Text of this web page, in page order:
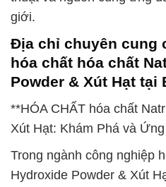
giới.
Địa chỉ chuyên
hóa chất hóa chất
Powder & Xút Hạt tại
**HÓA CHẤT hóa chất
Xút Hạt: Khám Phá và
Trong ngành công nghiệp
Hydroxide Powder & Xút